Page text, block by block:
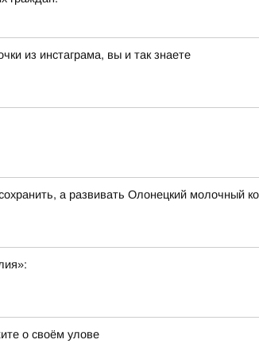
из инстаграма, вы и так знаете
а развивать Олонецкий молочный
о своём улове